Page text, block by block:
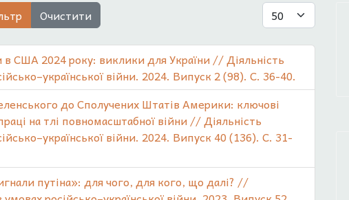
Очистити Показувати
США 2024 року: виклики для України // Діяльність
війни. 2024. Випуск 2 (98). С. 36-40.
до Сполучених Штатів Америки: ключові
на тлі повномасштабної війни // Діяльність
війни. 2024. Випуск 40 (136). С. 31-
путіна»: для чого, для кого, що далі? //